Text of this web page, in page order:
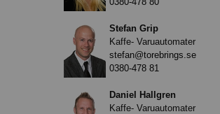
Stefan Grip
Kaffe- Varuautomater
stefan@torebrings.se
0380-478 81
Daniel Hallgren
Kaffe- Varuautomater